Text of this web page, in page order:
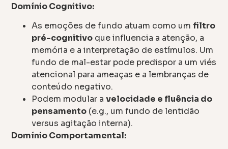
Domínio Cognitivo:
As emoções de fundo atuam como um filtro
pré-cognitivo que influencia a atenção, a
memória e a interpretação de estímulos. Um
fundo de mal-estar pode predispor a um viés
atencional para ameaças e a lembranças de
conteúdo negativo.
Podem modular avelocidade e fluência do
pensamento (e.g., um fundo de lentidão
versus agitação interna).
Domínio Comportamental: